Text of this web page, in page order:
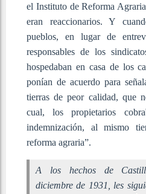
el Instituto de Reforma
eran reaccionarios. Y
pueblos, en lugar de
responsables de los
hospedaban en casa de los
ponían de acuerdo para
tierras de peor calidad, que
cual, los propietarios
indemnización, al mismo
reforma agraria”.
A los hechos de
diciembre de 1931, les